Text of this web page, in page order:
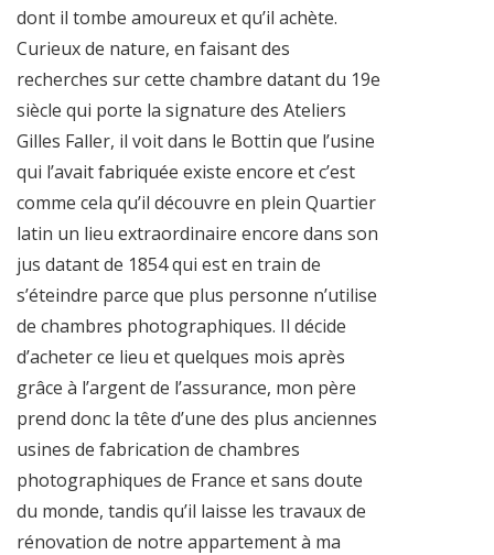
dont il tombe amoureux et qu’il achète.
Curieux de nature, en faisant des
recherches sur cette chambre datant du 19e
siècle qui porte la signature des Ateliers
Gilles Faller, il voit dans le Bottin que l’usine
qui l’avait fabriquée existe encore et c’est
comme cela qu’il découvre en plein Quartier
latin un lieu extraordinaire encore dans son
jus datant de 1854 qui est en train de
s’éteindre parce que plus personne n’utilise
de chambres photographiques. Il décide
d’acheter ce lieu et quelques mois après
grâce à l’argent de l’assurance, mon père
prend donc la tête d’une des plus anciennes
usines de fabrication de chambres
photographiques de France et sans doute
du monde, tandis qu’il laisse les travaux de
rénovation de notre appartement à ma